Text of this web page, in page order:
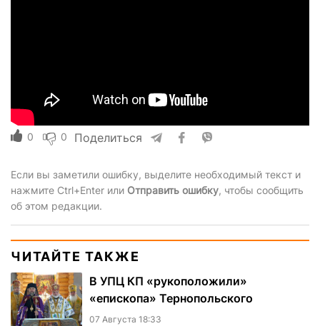
0 0 Поделиться
Если вы заметили ошибку, выделите необходимый текст и
нажмите Ctrl+Enter или Отправить ошибку, чтобы сообщить
об этом редакции.
ЧИТАЙТЕ ТАКЖЕ
В УПЦ КП «рукоположили»
«епископа» Тернопольского
07 Августа 18:33